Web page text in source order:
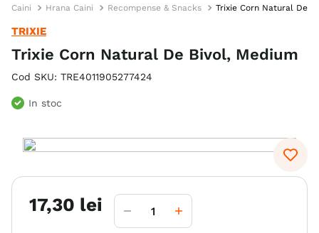
6. hrana uscata câini
brit caini
Caini Hrana Caini Recompense & Snacks Trixie Corn Natural De
TRIXIE
Trixie Corn Natural De Bivol, Medium
Cod SKU: TRE4011905277424
In stoc
17,30 lei